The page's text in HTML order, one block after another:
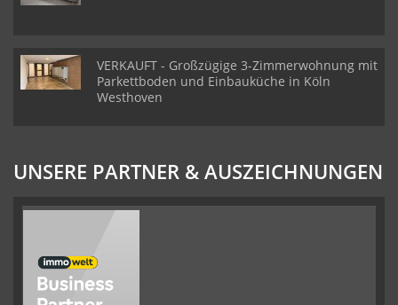
VERKAUFT - Großzügige 3-Zimmerwohnung mit
Parkettboden und Einbauküche in Köln
Westhoven
UNSERE PARTNER & AUSZEICHNUNGEN